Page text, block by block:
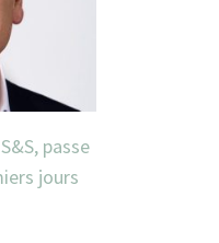
passe
jours